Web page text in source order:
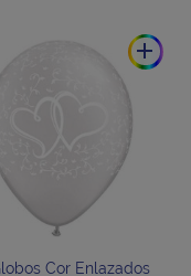
add
Cor Enlazados